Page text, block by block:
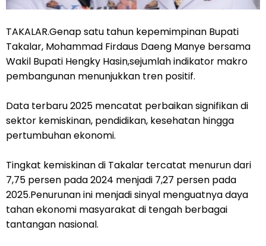
TAKALAR.Genap satu tahun kepemimpinan Bupati
Takalar, Mohammad Firdaus Daeng Manye bersama
Wakil Bupati Hengky Hasin,sejumlah indikator makro
pembangunan menunjukkan tren positif.
Data terbaru 2025 mencatat perbaikan signifikan di
sektor kemiskinan, pendidikan, kesehatan hingga
pertumbuhan ekonomi.
Tingkat kemiskinan di Takalar tercatat menurun dari
7,75 persen pada 2024 menjadi 7,27 persen pada
2025.Penurunan ini menjadi sinyal menguatnya daya
tahan ekonomi masyarakat di tengah berbagai
tantangan nasional.